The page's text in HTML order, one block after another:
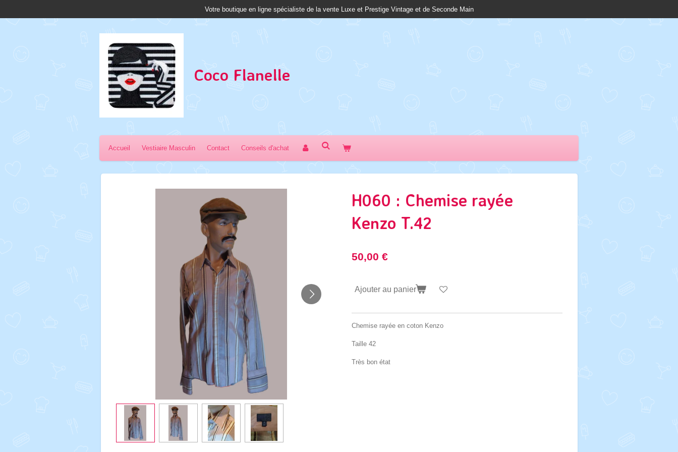
Votre boutique en ligne spécialiste de la vente Luxe et Prestige Vintage et de Seconde Main
Coco Flanelle
Accueil Vestiaire Masculin Contact Conseils d'achat
H060 : Chemise rayée
Kenzo T.42
50,00 €
Ajouter au panier
Chemise rayée en coton Kenzo
Taille 42
Très bon état